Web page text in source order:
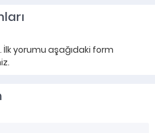
İlk yorumu aşağıdaki form